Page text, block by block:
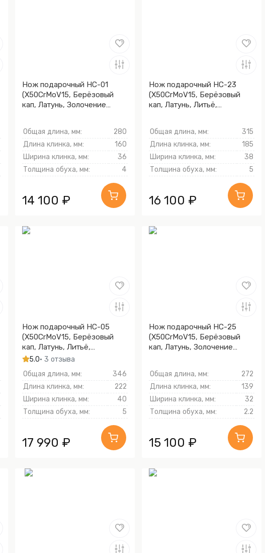
Нож подарочный НС-01
(X50CrMoV15, Берёзовый
кап, Латунь, Золочение
Общая длина, мм:
280
Длина клинка, мм:
160
Ширина клинка, мм:
36
Толщина обуха, мм:
4
14 100 ₽
Нож подарочный НС-23
(X50CrMoV15, Берёзовый
кап, Латунь, Литьё,
Общая длина, мм:
315
Длина клинка, мм:
185
Ширина клинка, мм:
38
Толщина обуха, мм:
5
16 100 ₽
Нож подарочный НС-05
(X50CrMoV15, Берёзовый
кап, Латунь, Литьё,
Золочение клинка гарды и
5.0• 3 отзыва
Общая длина, мм:
346
Длина клинка, мм:
222
Ширина клинка, мм:
40
Толщина обуха, мм:
5
17 990 ₽
Нож подарочный НС-25
(X50CrMoV15, Берёзовый
кап, Латунь, Золочение
Общая длина, мм:
272
Длина клинка, мм:
139
Ширина клинка, мм:
32
Толщина обуха, мм:
2.2
15 100 ₽